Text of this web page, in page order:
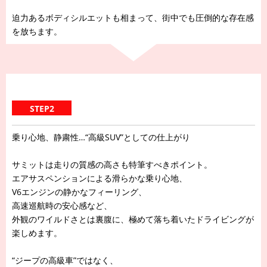
迫力あるボディシルエットも相まって、街中でも圧倒的な存在感
を放ちます。
STEP2
乗り心地、静粛性…“高級SUV”としての仕上がり
サミットは走りの質感の高さも特筆すべきポイント。
エアサスペンションによる滑らかな乗り心地、
V6エンジンの静かなフィーリング、
高速巡航時の安心感など、
外観のワイルドさとは裏腹に、極めて落ち着いたドライビングが
楽しめます。
“ジープの高級車”ではなく、